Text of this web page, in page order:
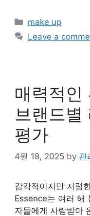
Categories
make up
Leave a
매력적인
브랜드별
평가
4월 18, 2025 by 관
감각적이지만 저렴
Essence는 여러 해
자들에게 사랑받아